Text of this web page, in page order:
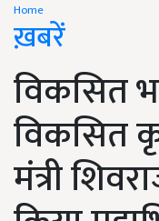
Home
ख़बरें
विकसित
विकसित
मंत्री